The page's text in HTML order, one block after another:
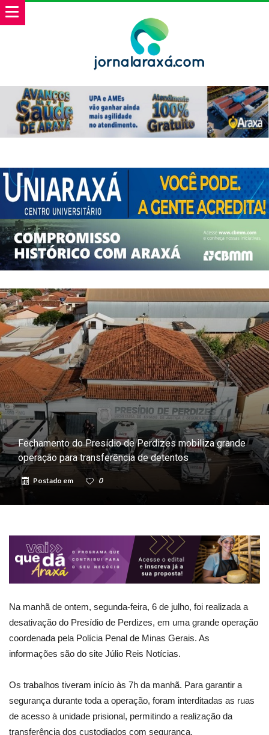
Fechamento do Presídio de Perdizes mobiliza grande
operação para transferência de detentos
Postado em 0
Na manhã de ontem, segunda-feira, 6 de julho, foi realizada a
desativação do Presídio de Perdizes, em uma grande operação
coordenada pela Polícia Penal de Minas Gerais. As
informações são do site Júlio Reis Notícias.
Os trabalhos tiveram início às 7h da manhã. Para garantir a
segurança durante toda a operação, foram interditadas as ruas
de acesso à unidade prisional, permitindo a realização da
transferência dos custodiados com segurança.